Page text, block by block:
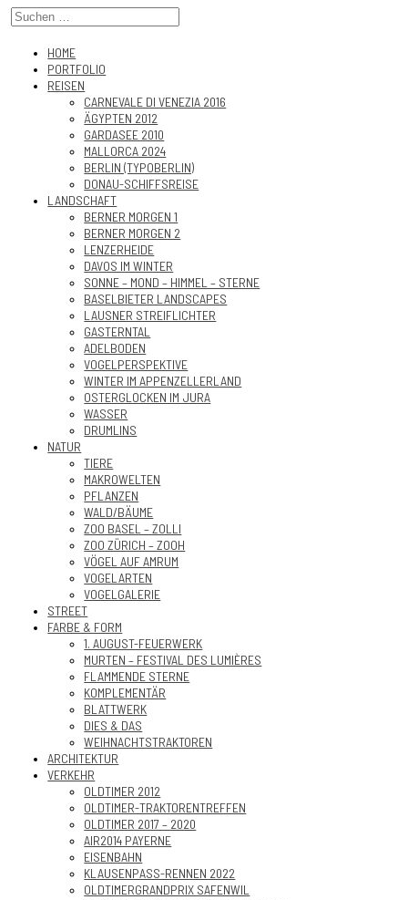
HOME
PORTFOLIO
REISEN
CARNEVALE DI VENEZIA 2016
ÄGYPTEN 2012
GARDASEE 2010
MALLORCA 2024
BERLIN (TYPOBERLIN)
DONAU-SCHIFFSREISE
LANDSCHAFT
BERNER MORGEN 1
BERNER MORGEN 2
LENZERHEIDE
DAVOS IM WINTER
SONNE – MOND – HIMMEL – STERNE
BASELBIETER LANDSCAPES
LAUSNER STREIFLICHTER
GASTERNTAL
ADELBODEN
VOGELPERSPEKTIVE
WINTER IM APPENZELLERLAND
OSTERGLOCKEN IM JURA
WASSER
DRUMLINS
NATUR
TIERE
MAKROWELTEN
PFLANZEN
WALD/BÄUME
ZOO BASEL – ZOLLI
ZOO ZÜRICH – ZOOH
VÖGEL AUF AMRUM
VOGELARTEN
VOGELGALERIE
STREET
FARBE & FORM
1. AUGUST-FEUERWERK
MURTEN – FESTIVAL DES LUMIÈRES
FLAMMENDE STERNE
KOMPLEMENTÄR
BLATTWERK
DIES & DAS
WEIHNACHTSTRAKTOREN
ARCHITEKTUR
VERKEHR
OLDTIMER 2012
OLDTIMER-TRAKTORENTREFFEN
OLDTIMER 2017 – 2020
AIR2014 PAYERNE
EISENBAHN
KLAUSENPASS-RENNEN 2022
OLDTIMERGRANDPRIX SAFENWIL